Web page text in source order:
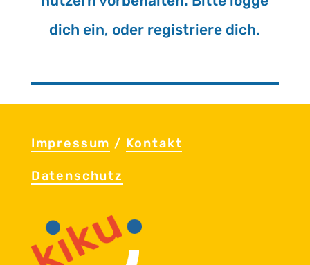
dich ein, oder re­gis­trie­re dich.
Im­pres­sum / Kon­takt
Da­ten­schutz